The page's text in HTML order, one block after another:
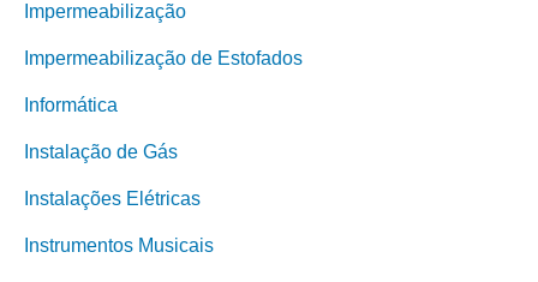
Impermeabilização
Impermeabilização de Estofados
Informática
Instalação de Gás
Instalações Elétricas
Instrumentos Musicais